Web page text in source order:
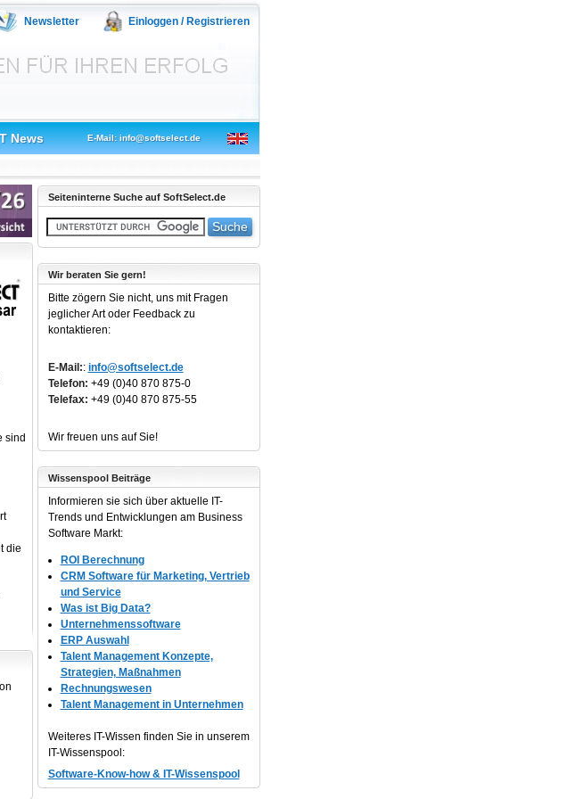
Newsletter Einloggen / Registrieren
News E-Mail: info@softselect.de
sind
die
Seiteninterne Suche auf SoftSelect.de
Wir beraten Sie gern!
Bitte zögern Sie nicht, uns mit Fragen
jeglicher Art oder Feedback zu
kontaktieren:
E-Mail:: info@softselect.de
Telefon: +49 (0)40 870 875-0
Telefax: +49 (0)40 870 875-55
Wir freuen uns auf Sie!
Wissenspool Beiträge
Informieren sie sich über aktuelle IT-
Trends und Entwicklungen am Business
Software Markt:
ROI Berechnung
CRM Software für Marketing, Vertrieb
und Service
Was ist Big Data?
Unternehmenssoftware
ERP Auswahl
Talent Management Konzepte,
Strategien, Maßnahmen
Rechnungswesen
Talent Management in Unternehmen
Weiteres IT-Wissen finden Sie in unserem
IT-Wissenspool:
Software-Know-how & IT-Wissenspool